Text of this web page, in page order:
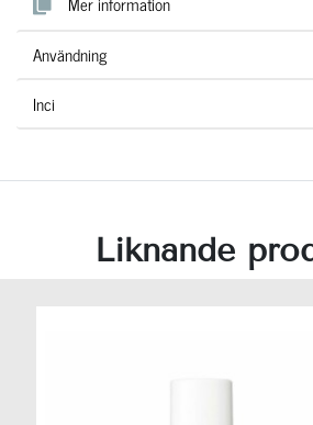
Användning
Inci
Liknande